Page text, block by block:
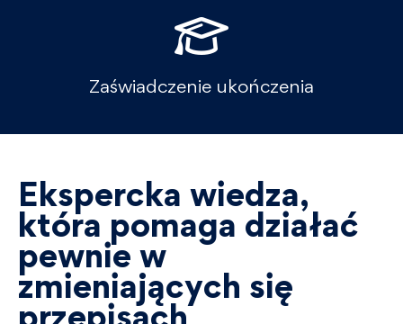
Zaświadczenie ukończenia
Ekspercka wiedza,
która pomaga działać
pewnie w
zmieniających się